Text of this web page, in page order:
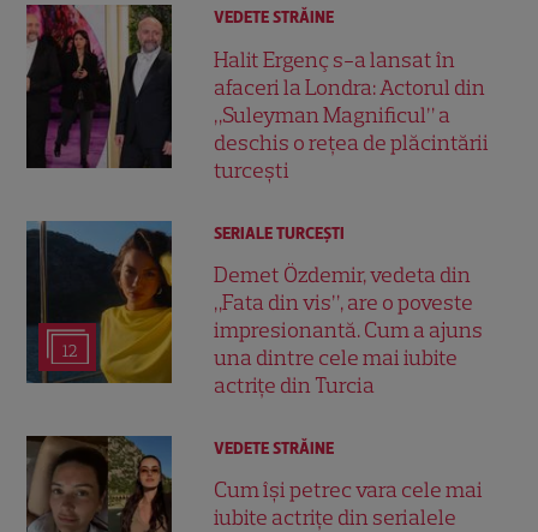
VEDETE STRĂINE
Halit Ergenç s-a lansat în
afaceri la Londra: Actorul din
„Suleyman Magnificul” a
deschis o rețea de plăcintării
turcești
12
SERIALE TURCEŞTI
Demet Özdemir, vedeta din
„Fata din vis”, are o poveste
impresionantă. Cum a ajuns
una dintre cele mai iubite
actrițe din Turcia
VEDETE STRĂINE
Cum își petrec vara cele mai
iubite actrițe din serialele